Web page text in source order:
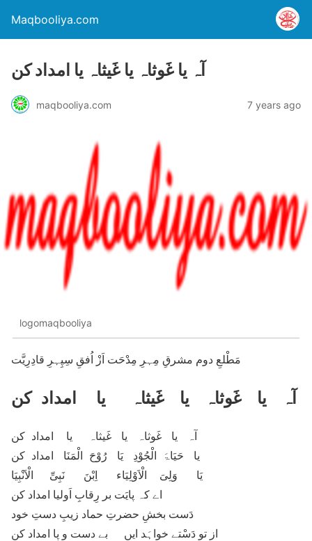
Maqbooliya.com
آہ یا غَوثاہ یا غَیثاہ یا امداد کن
maqbooliya.com 7 years ago
logomaqbooliya
مَطْلعِ دوم مشرقِ مِہرِ مِدْحَت اَزْ اُفقِ سِپِہرِ قادِرِیَّت
آہ یا غَوثاہ یا غَیثاہ یا امداد کن
آہ یا غَوثاہ یا غَیثاہ یا امداد کن
یا حَیَاۃَ الْجُوْدِ یَا رُوْحَ الْمَنَا امداد کن
یَا وَلِیَ الْاَوْلِیَاء اِبْنَ نَبِیِّ الْاَنْبِیَا
اے کہ پایَت بر رِقابِ اَولیا امداد کن
دَست بخشِ حضرتِ حماد زیبِ دستِ خود
از تو دَسْتے خواہَد ایں بے دست و پا امداد کن